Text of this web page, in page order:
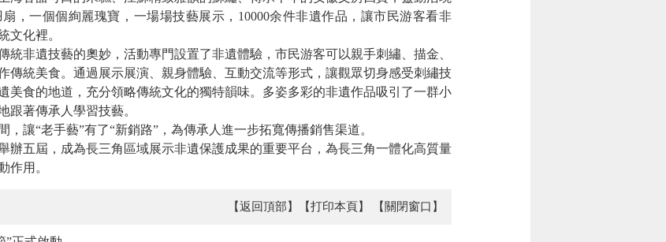
，一個個絢麗瑰寶，一場場技藝展示，10000余件非遺作品，讓市民游客看非
文化裡。
非遺技藝的奧妙，活動專門設置了非遺體驗，市民游客可以親手刺繡、描金、
傳統美食。通過展示展演、親身體驗、互動交流等形式，讓觀眾切身感受刺繡技
美食的地道，充分領略傳統文化的獨特韻味。 多姿多彩的非遺作品吸引了一群小
跟著傳承人學習技藝。
“老手藝”有了“新銷路”，為傳承人進一步拓寬傳播銷售渠道。
五屆，成為長三角區域展示非遺保護成果的重要平台，為長三角一體化高質量
作用。
【返回頂部】 【打印本頁】 【關閉窗口】